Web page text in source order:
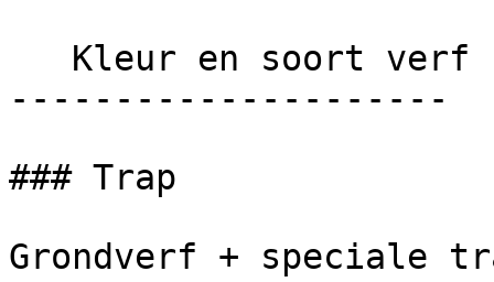
---------------------
### Trap
Grondverf +